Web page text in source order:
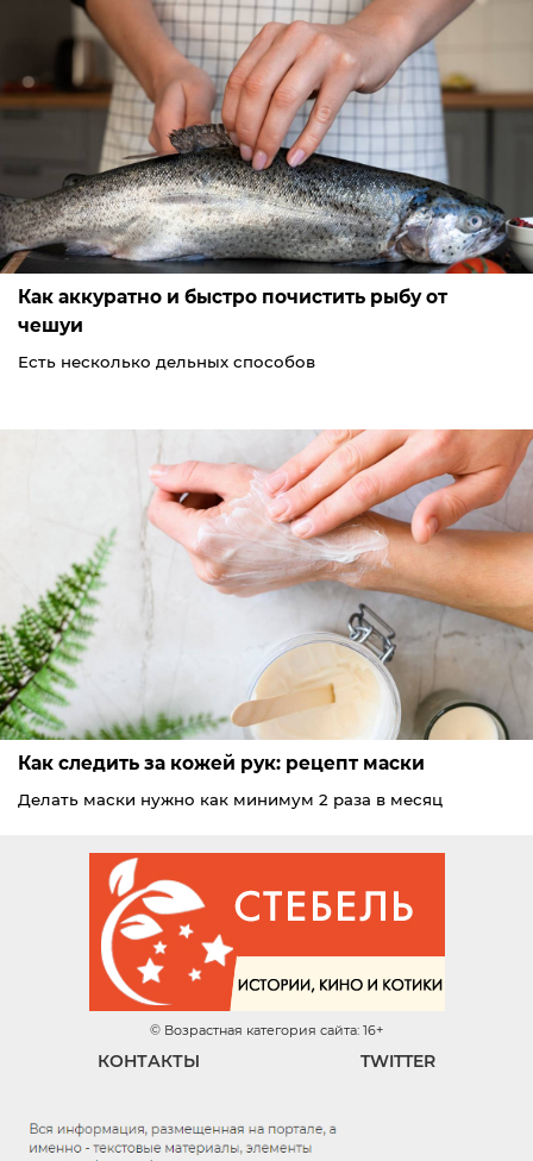
Как аккуратно и быстро почистить рыбу от
чешуи
Есть несколько дельных способов
Как следить за кожей рук: рецепт маски
Делать маски нужно как минимум 2 раза в месяц
© Возрастная категория сайта: 16+
КОНТАКТЫ TWITTER